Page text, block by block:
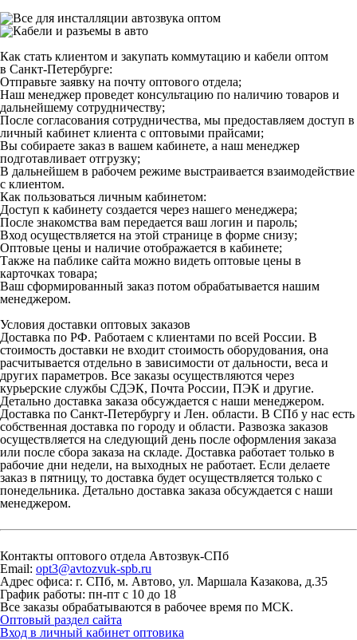
Как стать клиентом и закупать коммутацию и кабели оптом
в Санкт-Петербурге:
Отправьте заявку на почту оптового отдела;
Наш менеджер проведет консультацию по наличию товаров и
дальнейшему сотрудничеству;
После согласования сотрудничества, мы предоставляем доступ в
личный кабинет клиента с оптовыми прайсами;
Вы собираете заказ в вашем кабинете, а наш менеджер
подготавливает отгрузку;
В дальнейшем в рабочем режиме выстраивается взаимодействие
с клиентом.
Как пользоваться личным кабинетом:
Доступ к кабинету создается через нашего менеджера;
После знакомства вам передается ваш логин и пароль;
Вход осуществляется на этой странице в форме снизу;
Оптовые цены и наличие отображается в кабинете;
Также на паблике сайта можно видеть оптовые цены в
карточках товара;
Ваш сформированный заказ потом обрабатывается нашим
менеджером.
Условия доставки оптовых заказов
Доставка по РФ. Работаем с клиентами по всей России. В
стоимость доставки не входит стоимость оборудования, она
расчитывается отдельно в зависимости от дальности, веса и
других параметров. Все заказы осуществляются через
курьерские службы СДЭК, Почта России, ПЭК и другие.
Детально доставка заказа обсуждается с наши менеджером.
Доставка по Санкт-Петербургу и Лен. области. В СПб у нас есть
собственная доставка по городу и области. Развозка заказов
осуществляется на следующий день после оформления заказа
или после сбора заказа на складе. Доставка работает только в
рабочие дни недели, на выходных не работает. Если делаете
заказ в пятницу, то доставка будет осуществляется только с
понедельника. Детально доставка заказа обсуждается с наши
менеджером.
Контакты оптового отдела Автозвук-СПб
Email: opt3@avtozvuk-spb.ru
Адрес офиса: г. СПб, м. Автово, ул. Маршала Казакова, д.35
График работы: пн-пт с 10 до 18
Все заказы обрабатываются в рабочее время по МСК.
Оптовый раздел сайта
Вход в личный кабинет оптовика